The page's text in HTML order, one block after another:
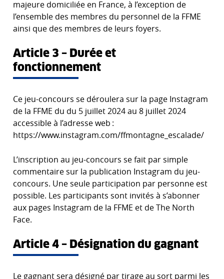
majeure domiciliée en France, à l’exception de
l’ensemble des membres du personnel de la FFME
ainsi que des membres de leurs foyers.
Article 3 – Durée et
fonctionnement
Ce jeu-concours se déroulera sur la page Instagram
de la FFME du du 5 juillet 2024 au 8 juillet 2024
accessible à l’adresse web :
https://www.instagram.com/ffmontagne_escalade/
L’inscription au jeu-concours se fait par simple
commentaire sur la publication Instagram du jeu-
concours. Une seule participation par personne est
possible. Les participants sont invités à s’abonner
aux pages Instagram de la FFME et de The North
Face.
Article 4 – Désignation du gagnant
Le gagnant sera désigné par tirage au sort parmi les